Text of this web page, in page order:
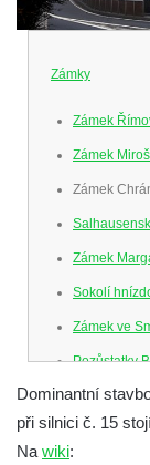
Zámky
Zámek
Zámek
Zámek
Zámek
Sokolí
Zámek ve
Pozůstatky
v Čechách
Letohrádek
Dominantní
při silnici č. 15
Na wiki: